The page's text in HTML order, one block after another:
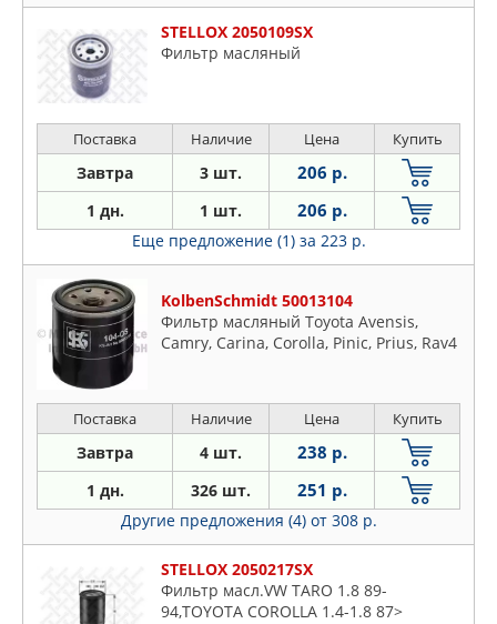
STELLOX 2050109SX
Фильтр масляный
Поставка Наличие Цена Купить
Завтра 3 шт. 206 р.
1 дн. 1 шт. 206 р.
Еще предложение (1) за 223 р.
KolbenSchmidt 50013104
Фильтр масляный Toyota Avensis,
Camry, Carina, Corolla, Pinic, Prius, Rav4
Поставка Наличие Цена Купить
Завтра 4 шт. 238 р.
1 дн. 326 шт. 251 р.
Другие предложения (4) от 308 р.
STELLOX 2050217SX
Фильтр масл.VW TARO 1.8 89-
94,TOYOTA COROLLA 1.4-1.8 87>